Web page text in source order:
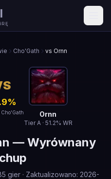
Cho'Gath vs Ornn
%
Ornn
TierA· 51.2% WR
— Wyrównany
gier· Zaktualizowano: 2026-